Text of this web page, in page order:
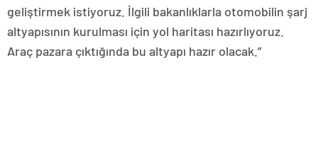
geliştirmek istiyoruz. İlgili bakanlıklarla otomobilin şarj
altyapısının kurulması için yol haritası hazırlıyoruz.
Araç pazara çıktığında bu altyapı hazır olacak.”